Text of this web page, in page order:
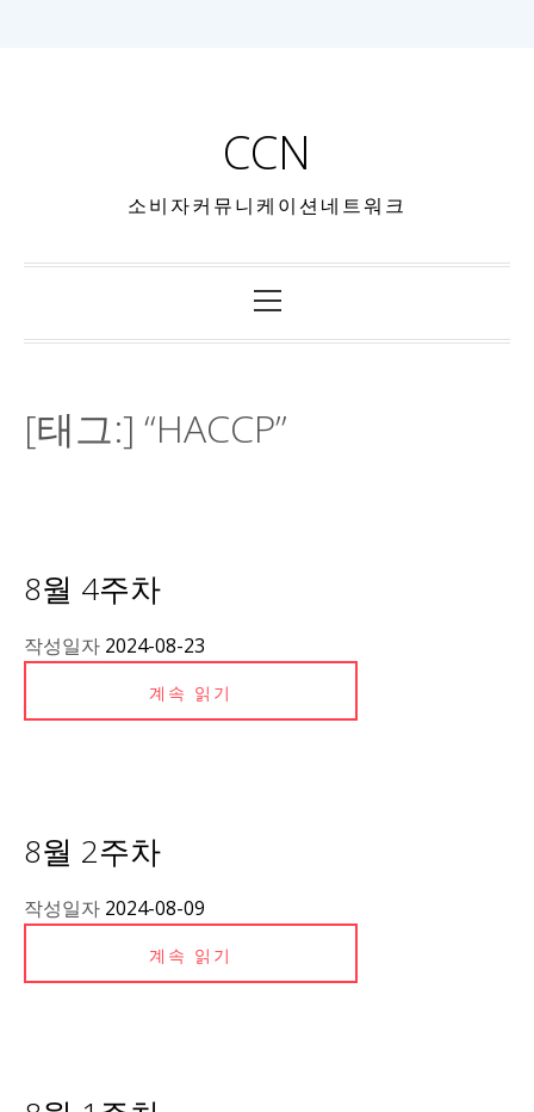
CCN
소비자커뮤니케이션네트워크
[태그:] “HACCP”
8월 4주차
작성일자 2024-08-23
계속 읽기
8월 2주차
작성일자 2024-08-09
계속 읽기